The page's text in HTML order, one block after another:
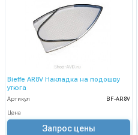
Bieffe AR8V Накладка на подошву
утюга
Артикул BF-AR8V
Цена
Запрос цены